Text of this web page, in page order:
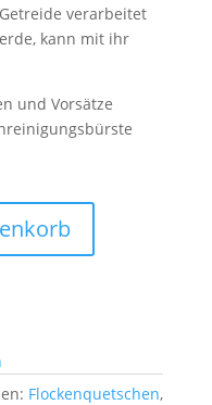
verarbeitet
kann mit ihr
und Vorsätze
Flockenquetschen,